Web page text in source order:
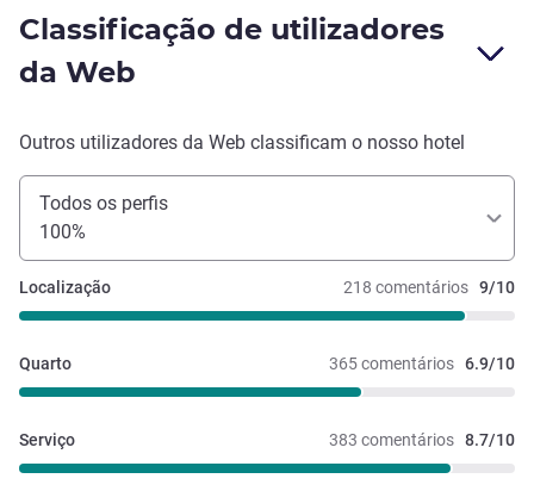
Classificação de utilizadores
da Web
Outros utilizadores da Web classificam o nosso hotel
Todos os perfis
100%
218 comentários 9/10
Localização
365 comentários 6.9/10
Quarto
383 comentários 8.7/10
Serviço